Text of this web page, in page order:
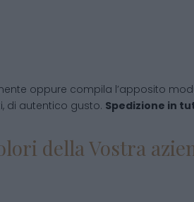
oppure compila l’apposito
di autentico gusto. Spedizione in
della Vostra